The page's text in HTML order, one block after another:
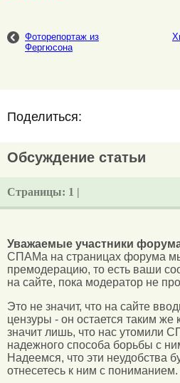
Фоторепортаж из
Фергюсона
Поделиться:
Обсуждение статьи
Страницы: 1 |
Уважаемые участники
СПАМа на страницах форума
премодерацию, то есть ваши
на сайте, пока модератор не
Это не значит, что на сайте
цензуры - он остается таким же
значит лишь, что нас утомили
надежного способа борьбы с
Надеемся, что эти неудобства
отнесетесь к ним с пониманием.